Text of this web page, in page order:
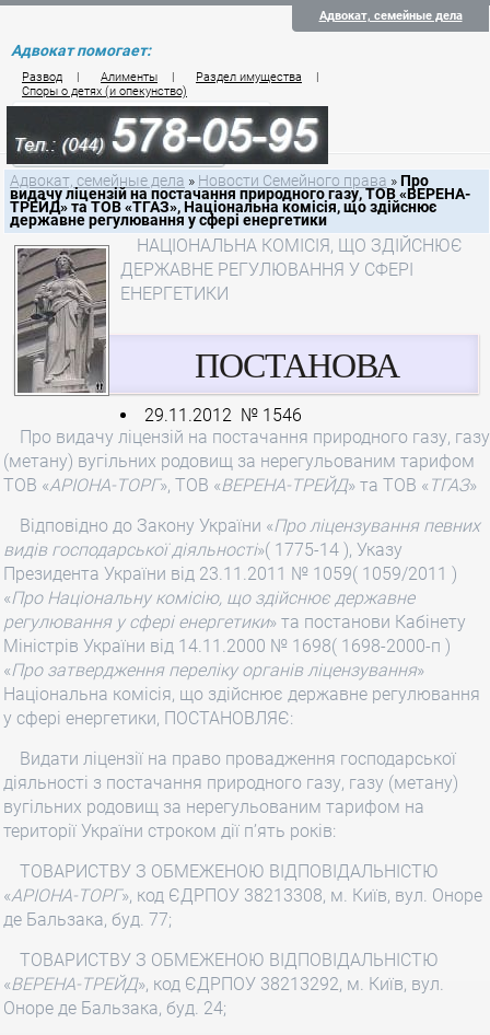
Адвокат, семейные дела
Адвокат помогает:
Развод | Алименты | Раздел имущества
|
Споры о детях (и опекунство)
Цены на услуги по семейному праву
Контакты семейного юриста
Адвокат, семейные дела » Новости Семейного права » Про
видачу ліцензій на постачання природного газу, ТОВ «ВЕРЕНА-
ТРЕЙД» та ТОВ «ТГАЗ», Національна комісія, що здійснює
державне регулювання у сфері енергетики
НАЦІОНАЛЬНА КОМІСІЯ, ЩО ЗДІЙСНЮЄ
ДЕРЖАВНЕ РЕГУЛЮВАННЯ У СФЕРІ
ЕНЕРГЕТИКИ
ПОСТАНОВА
29.11.2012 № 1546
Про видачу ліцензій на постачання природного газу, газу
(метану) вугільних родовищ за нерегульованим тарифом
ТОВ «АРІОНА-ТОРГ», ТОВ «ВЕРЕНА-ТРЕЙД» та ТОВ « ТГАЗ»
Відповідно до Закону України «Про ліцензування певних
видів господарської діяльності»( 1775-14 ), Указу
Президента України від 23.11.2011 № 1059( 1059/2011 )
«Про Національну комісію, що здійснює державне
регулювання у сфері енергетики» та постанови Кабінету
Міністрів України від 14.11.2000 № 1698( 1698-2000-п )
«Про затвердження переліку органів ліцензування»
Національна комісія, що здійснює державне регулювання
у сфері енергетики, ПОСТАНОВЛЯЄ:
Видати ліцензії на право провадження господарської
діяльності з постачання природного газу, газу (метану)
вугільних родовищ за нерегульованим тарифом на
території України строком дії п’ять років:
ТОВАРИСТВУ З ОБМЕЖЕНОЮ ВІДПОВІДАЛЬНІСТЮ
«АРІОНА-ТОРГ», код ЄДРПОУ 38213308, м. Київ, вул. Оноре
де Бальзака, буд. 77;
ТОВАРИСТВУ З ОБМЕЖЕНОЮ ВІДПОВІДАЛЬНІСТЮ
«ВЕРЕНА-ТРЕЙД», код ЄДРПОУ 38213292, м. Київ, вул.
Оноре де Бальзака, буд. 24;